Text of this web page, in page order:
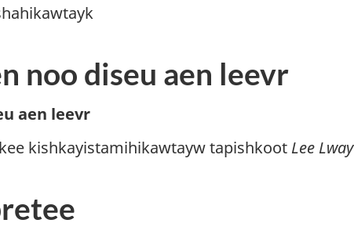
noo diseu aen leevr
aen leevr
kishkayistamihikawtayw tapishkoot Lee